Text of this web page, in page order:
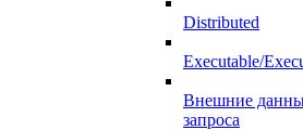
Distributed
Executable/
Внешние
запроса